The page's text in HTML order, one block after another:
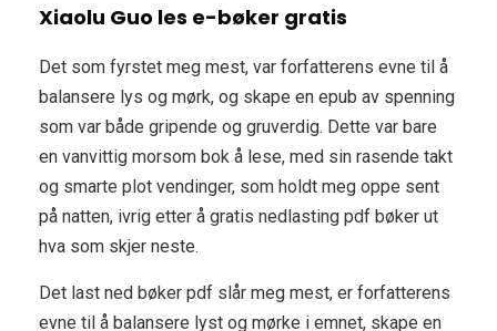
Xiaolu Guo les e-bøker gratis
Det som fyrstet meg mest, var forfatterens evne til å
balansere lys og mørk, og skape en epub av spenning
som var både gripende og gruverdig. Dette var bare
en vanvittig morsom bok å lese, med sin rasende takt
og smarte plot vendinger, som holdt meg oppe sent
på natten, ivrig etter å gratis nedlasting pdf bøker ut
hva som skjer neste.
Det last ned bøker pdf slår meg mest, er forfatterens
evne til å balansere lyst og mørke i emnet, skape en